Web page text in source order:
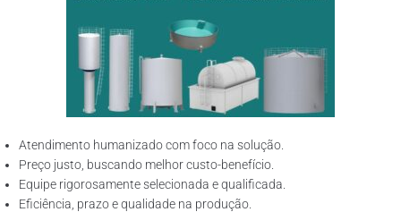
Atendimento humanizado com foco na solução.
Preço justo, buscando melhor custo-benefício.
Equipe rigorosamente selecionada e qualificada.
Eficiência, prazo e qualidade na produção.